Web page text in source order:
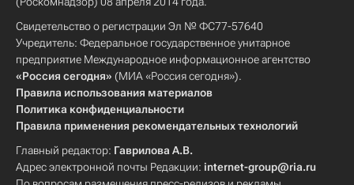
Свидетельство о регистрации Эл № ФС77-57640
Учредитель: Федеральное государственное унитарное
предприятие Международное информационное агентство
«Россия сегодня» (МИА «Россия сегодня»).
Правила использования материалов
Политика конфиденциальности
Правила применения рекомендательных технологий
Главный редактор: Гаврилова А.В.
Адрес электронной почты Редакции: internet-group@ria.ru